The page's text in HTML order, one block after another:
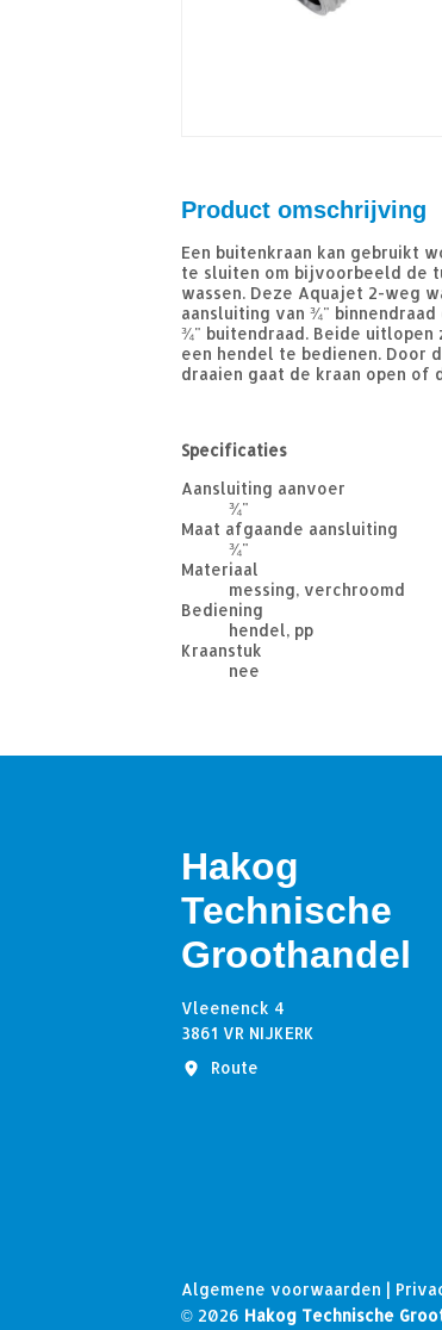
Product omschrijving
Een buitenkraan kan gebruikt
te sluiten om bijvoorbeeld de
wassen. Deze Aquajet 2-weg
aansluiting van ¾"
¾" buitendraad. Beide uitlopen
een hendel te bedienen. Door
draaien gaat de kraan open of
Specificaties
Aansluiting aanvoer
¾"
Maat afgaande aansluiting
¾"
Materiaal
messing, verchroomd
Bediening
hendel, pp
Kraanstuk
nee
Hakog
Technische
Groothandel
Vleenenck 4
3861 VR NIJKERK
Route
Algemene voorwaarden |
© 2026 Hakog Technische